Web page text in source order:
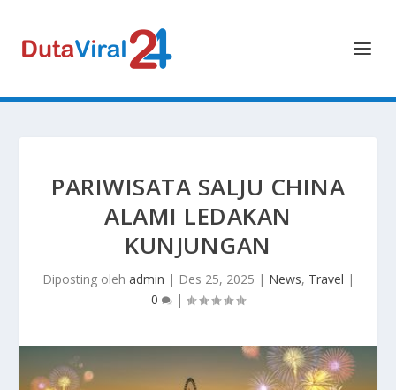
PARIWISATA SALJU CHINA
ALAMI LEDAKAN
KUNJUNGAN
Diposting oleh admin | Des 25, 2025 | News, Travel |
0
|